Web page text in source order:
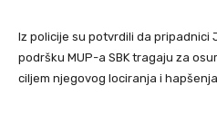
Iz policije su potvrdili da pripadnici
podršku MUP-a SBK tragaju za
ciljem njegovog lociranja i hapšenja.